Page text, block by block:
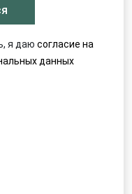
я даю согласие на
данных